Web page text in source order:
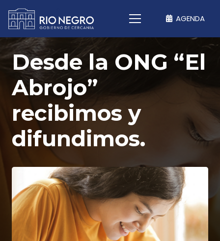
AGENDA
Desde la ONG “El
Abrojo”
recibimos y
difundimos.